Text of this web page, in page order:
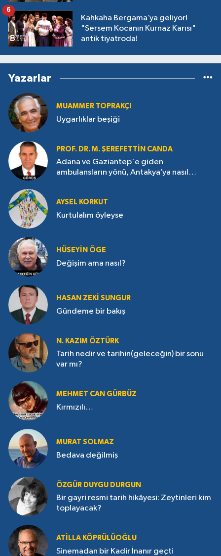
Kahkaha Bergama’ya geliyor!
"Sersem Kocanın Kurnaz Karısı"
antik tiyatroda!
6
Yazarlar
MUAMMER TOPRAKÇI
Uygarlıklar beşiği
PROF. DR. M. ŞEREFETTIN CANDA
Adana ve Gaziantep'e giden
ambulansların yönü, Antakya’ya nasıl
AYSEL KORKUT
Kurtulalım öyleyse
HÜSEYIN ÖGE
Değişim ama nasıl?
HASAN ZEKI SUNGUR
Gündeme bir bakış
N. KAZIM ÖZTÜRK
Tarih nedir ve tarihin(geleceğin) bir sonu
var mı?
MEHMET CAN GÜRBÜZ
Kırmızılı…
MURAT SOLMAZ
Bedava değilmiş
ÖZGÜR DUYGU DURGUN
Bir gayri resmi tarih hikâyesi: Zeytinleri kim
toplayacak?
ATILLA KÖPRÜLÜOĞLU
Sinemadan bir Kadir İnanır geçti